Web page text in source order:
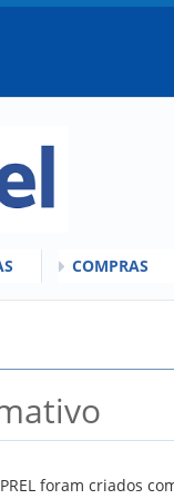
COMPRAS
foram criados